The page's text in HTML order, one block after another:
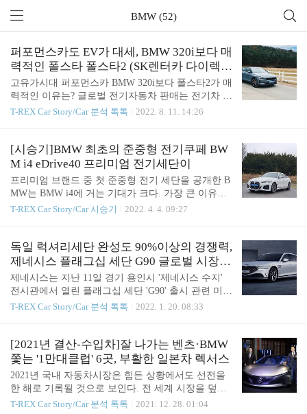
BMW (52)
퍼포먼스카도 EV가 대세, BMW 320i보다 매
력적인 폴스타 폴스타2 (SK렌터카 다이렉트
전기차 장기렌트)
고유가시대 퍼포먼스카 BMW 320i보다 폴스타2가 매
력적인 이유는? 글로벌 전기자동차 판매는 전기차 배
터리 생산 원자재(코발트, 리튭, 니켈 등) 공급 문제
이다. 글로벌 전기차 기록보고인 EV-Volumes 데이터
에 따르면 6월에 약 913,479대의 플러그인 전기 자동
차가 등록되어 1년 전에 비해 전기차 판매대수가 5
4% 증가했다고 한다. 이는 내연기관에서 전기차 시
대로 넘어가고 있음을 알 수 있는 상징적인 기록으
로, 전 세계의 소비자 중 월 100만 명 이상, 연간 1000
분명한 표시이다. 국내에서도 자동차시장에서 전기
차 판매대수가 상징적인 기록을..
T-REX Car Story/Car 분석 톡톡 2022. 8. 11. 14:26
[시승기]BMW 최초의 준중형 전기쿠페 BW
M i4 eDrive40 프리미엄 전기세단이
프리미엄 브랜드 중 첫 준중형 전기 세단을 공개한 B
MW는 BMW i4에 거는 기대가 크다. 가장 큰 이유는
BMW의 매력을 가장 잘 느낄 수 있는 준중형 세단모
퍼포먼스와 BMW 브랜드만의 감성을 제대로 경험할
수 있는 모델이라 가장 높은 판매량과 인기를 구사하
는 모델이다. 이 세그먼트의 절대강자인 BMW가 공
개한 i4 모델은 BMW 고유의 역동적인 주행성능과 4-
도어 쿠페만의 우아하고 스포티한 디자인, 그리고 장
거리 여정을 완벽히 지원하는 공간활용성 및 실용성
도 편안한 드라이빙 경험을 제공한다. BMW가 그리
는 전동화의 미래를 경험할 수 있는 BMW i4 ..
T-REX Car Story/Car 시승기 2022. 4. 4. 09:27
독일 럭셔리세단 완성도 90%이상의 경쟁력,
제네시스 플래그십 세단 G90 글로벌 시장 1
0% 넘본다.
제네시스는 지난 11일 경기 용인시 '제네시스 수지'
전시관에서 열린 플래그십 세단 'G90' 출시 관련 미디
어 간담회에서 "지난해 제네시스 브랜드 판매가 글로
충분히 달성할 것이다"고 말했다. 장재훈 제네시스
브랜드 대표이사는 "제네시스 판매량은 올해 21만50
00대에서 22만대 정도가 될 것"이라며 "(작년 판매량
이) 의미 있는 부분은 제네시스가 글로벌 럭셔리 톱 1
0에 들어가 혼다 어큐라나 인피니티는 저희가 이미
초월을 했다는 것"이라고 강조했다. 제네시스는 초대
T-REX Car Story/Car 분석 톡톡 2022. 1. 20. 08:33
[2021년 결산-수입차]잘 나가는 벤츠·BMW
쫓는 '1만대클럽' 6곳, 부활한 일본차 렉서스
2021년 국내 자동차시장은 힘든 상황에서도 선전을
한 해로 기록될 것으로 보인다. 전 세계 시장을 덮친
코로나19 사태와 차량용 반도체 수급난으로 절대적
T-REX Car Story/Car 분석 톡톡 2021. 12. 28. 01:04